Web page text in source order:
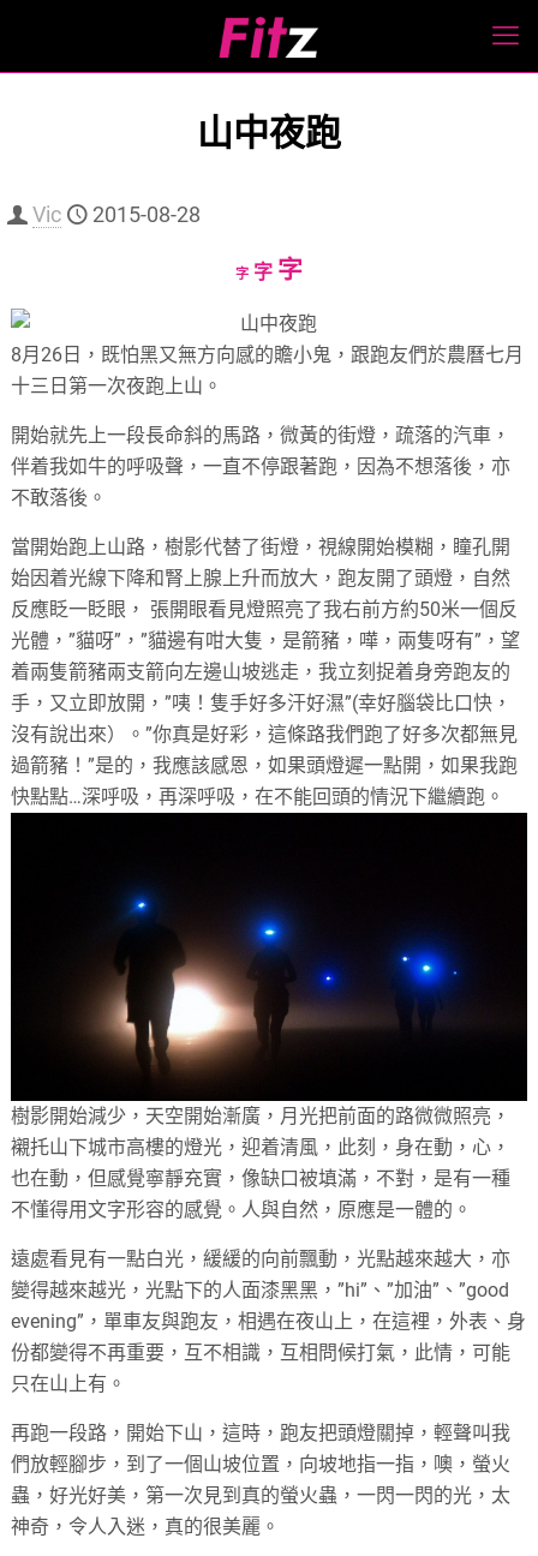
山中夜跑
Vic 2015-08-28
字Decrease
size.
字Reset
size.
字Increase
size.
8月26日，既怕黑又無方向感的贍小鬼，跟跑友們於農曆七月
十三日第一次夜跑上山。
開始就先上一段長命斜的馬路，微黃的街燈，疏落的汽車，
伴着我如牛的呼吸聲，一直不停跟著跑，因為不想落後，亦
不敢落後。
當開始跑上山路，樹影代替了街燈，視線開始模糊，瞳孔開
始因着光線下降和腎上腺上升而放大，跑友開了頭燈，自然
反應眨一眨眼， 張開眼看見燈照亮了我右前方約50米一個反
光體，”貓呀”，”貓邊有咁大隻，是箭豬，嘩，兩隻呀有”，望
着兩隻箭豬兩支箭向左邊山坡逃走，我立刻捉着身旁跑友的
手，又立即放開，”咦！隻手好多汗好濕”(幸好腦袋比口快，
沒有說出來）。”你真是好彩，這條路我們跑了好多次都無見
過箭豬！”是的，我應該感恩，如果頭燈遲一點開，如果我跑
快點點…深呼吸，再深呼吸，在不能回頭的情況下繼續跑。
樹影開始減少，天空開始漸廣，月光把前面的路微微照亮，
襯托山下城市高樓的燈光，迎着清風，此刻，身在動，心，
也在動，但感覺寧靜充實，像缺口被填滿，不對，是有一種
不懂得用文字形容的感覺。人與自然，原應是一體的。
遠處看見有一點白光，緩緩的向前飄動，光點越來越大，亦
變得越來越光，光點下的人面漆黑黑，”hi”、”加油”、”good
evening”，單車友與跑友，相遇在夜山上，在這裡，外表、身
份都變得不再重要，互不相識，互相問候打氣，此情，可能
只在山上有。
再跑一段路，開始下山，這時，跑友把頭燈關掉，輕聲叫我
們放輕腳步，到了一個山坡位置，向坡地指一指，噢，螢火
蟲，好光好美，第一次見到真的螢火蟲，一閃一閃的光，太
神奇，令人入迷，真的很美麗。